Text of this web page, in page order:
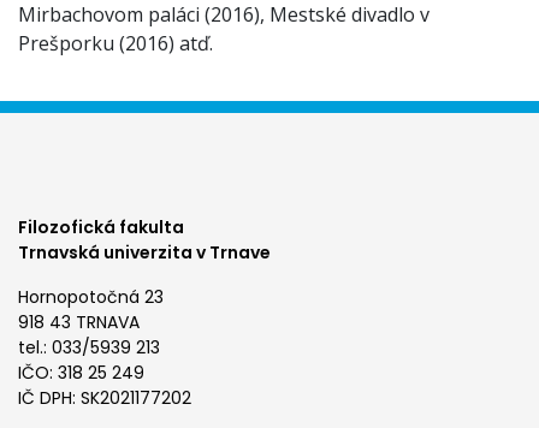
Mirbachovom paláci (2016), Mestské divadlo v
Prešporku (2016) atď.
Filozofická fakulta
Trnavská univerzita v Trnave
Hornopotočná 23
918 43 TRNAVA
tel.: 033/5939 213
IČO: 318 25 249
IČ DPH: SK2021177202